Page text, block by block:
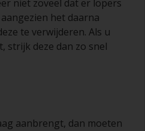
bloot komt te
niet zoveel dat er lopers
het daarna
te verwijderen. Als u
strijk deze dan zo snel
aanbrengt, dan moeten